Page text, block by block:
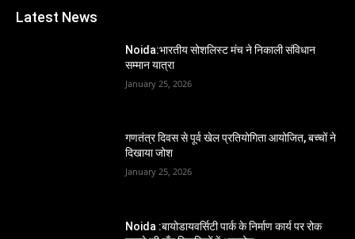
Latest News
Noida:भारतीय सोशलिस्ट मंच ने निकाली संविधान
सम्मान यात्रा
January 25, 2026
गणतंत्र दिवस से पूर्व खेल प्रतियोगिता आयोजित, बच्चों ने
दिखाया जोश
January 25, 2026
Noida :बायोडायवर्सिटी पार्क के निर्माण कार्य पर रोक